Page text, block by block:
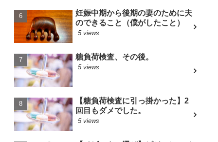
妊娠中期から後期の妻のために夫
のできること（僕がしたこと）
5 views
糖負荷検査、その後。
5 views
【糖負荷検査に引っ掛かった】2
回目もダメでした。
5 views